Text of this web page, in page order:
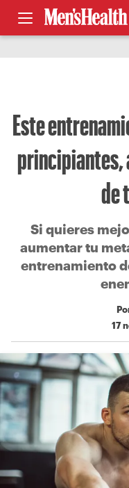
Este
principiantes,
de
Si quieres
aumentar tu
entrenamiento
17